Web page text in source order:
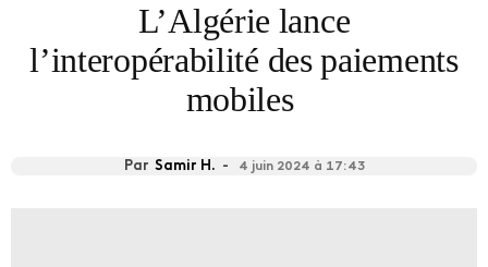
L’Algérie lance
l’interopérabilité des paiements
mobiles
Par Samir H. - 4 juin 2024 à 17:43